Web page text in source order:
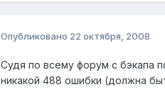
Опубликовано 22 октября, 2008
Судя по всему форум с бэкапа
никакой 488 ошибки (должна